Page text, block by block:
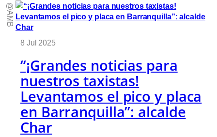
@AMB
8 Jul 2025
“¡Grandes noticias para
nuestros taxistas!
Levantamos el pico y placa
en Barranquilla”: alcalde
Char